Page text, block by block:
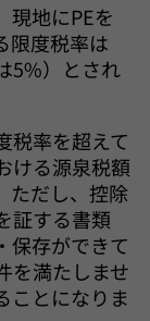
現地にPEを
限度税率は
5%）とされ
税率を超えて
ける源泉税額
ただし、控除
証する書類
保存ができて
を満たしませ
ことになりま